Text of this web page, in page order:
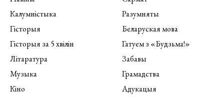
Калумністыка
Гісторыя
Гісторыя за 5 хвілін
Літаратура
Музыка
Кіно
Разумняты
Беларуская мова
Гатуем з «Будзьма!»
Забавы
Грамадства
Адукацыя